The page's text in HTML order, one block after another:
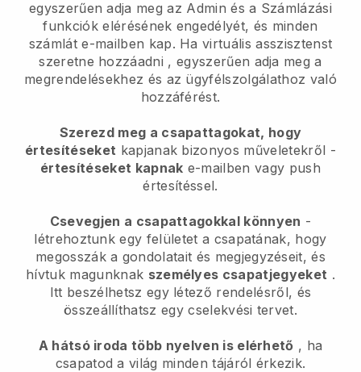
egyszerűen adja meg az Admin és a Számlázási
funkciók elérésének engedélyét, és minden
számlát e-mailben kap. Ha virtuális asszisztenst
szeretne hozzáadni , egyszerűen adja meg a
megrendelésekhez és az ügyfélszolgálathoz való
hozzáférést.
Szerezd meg a csapattagokat, hogy
értesítéseket kapjanak bizonyos műveletekről -
értesítéseket kapnak e-mailben vagy push
értesítéssel.
Csevegjen a csapattagokkal könnyen -
létrehoztunk egy felületet a csapatának, hogy
megosszák a gondolatait és megjegyzéseit, és
hívtuk magunknak személyes csapatjegyeket .
Itt beszélhetsz egy létező rendelésről, és
összeállíthatsz egy cselekvési tervet.
A hátsó iroda több nyelven is elérhető , ha
csapatod a világ minden tájáról érkezik.